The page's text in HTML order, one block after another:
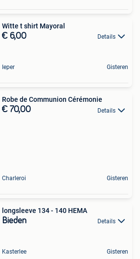
Witte t shirt Mayoral
€ 6,00 Details
Ieper Gisteren
Robe de Communion Cérémonie
€ 70,00 Details
Charleroi Gisteren
longsleeve 134 - 140 HEMA
Bieden Details
Kasterlee Gisteren